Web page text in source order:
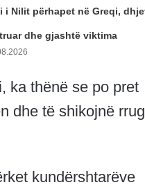
i Nilit përhapet në Greqi,
dhe gjashtë viktima
ka thënë se po pret
dhe të shikojnë
kundërshtarëve